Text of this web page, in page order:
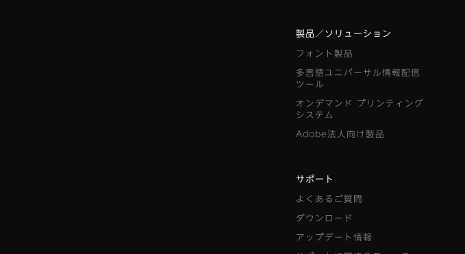
製品／ソリューション
フォント製品
多言語ユニバーサル情報配信
ツール
オンデマンド プリンティング
システム
Adobe法人向け製品
サポート
よくあるご質問
ダウンロード
アップデート情報